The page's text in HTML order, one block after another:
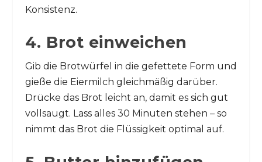
Konsistenz.
4. Brot einweichen
Gib die Brotwürfel in die gefettete Form und
gieße die Eiermilch gleichmäßig darüber.
Drücke das Brot leicht an, damit es sich gut
vollsaugt. Lass alles 30 Minuten stehen – so
nimmt das Brot die Flüssigkeit optimal auf.